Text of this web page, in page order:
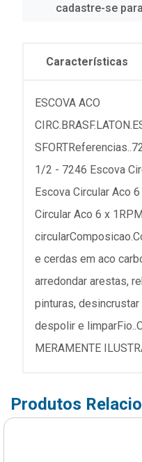
cadastre-se
Características
ESCOVA ACO
1/2 - 7246 Escova
Escova Circular Aco
Circular Aco 6 x
e cerdas em aco
arredondar arestas,
pinturas,
despolir e
MERAMENTE
Produtos